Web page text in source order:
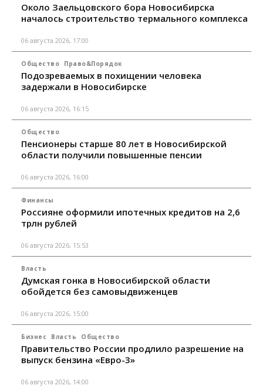
Около Заельцовского бора Новосибирска
началось строительство термального комплекса
06 августа 2026, 17:00
Общество Право&Порядок
Подозреваемых в похищении человека
задержали в Новосибирске
06 августа 2026, 16:15
Общество
Пенсионеры старше 80 лет в Новосибирской
области получили повышенные пенсии
06 августа 2026, 16:00
Финансы
Россияне оформили ипотечных кредитов на 2,6
трлн рублей
06 августа 2026, 15:53
Власть
Думская гонка в Новосибирской области
обойдется без самовыдвиженцев
06 августа 2026, 15:00
Бизнес Власть Общество
Правительство России продлило разрешение на
выпуск бензина «Евро-3»
06 августа 2026, 14:00